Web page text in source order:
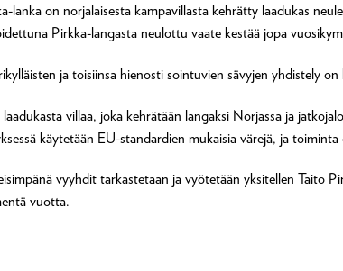
on norjalaisesta kampavillasta kehrätty laadukas
Pirkka-langasta neulottu vaate kestää jopa
ja toisiinsa hienosti sointuvien sävyjen yhdistely on
villaa, joka kehrätään langaksi Norjassa ja
käytetään EU-standardien mukaisia värejä, ja
vyyhdit tarkastetaan ja vyötetään yksitellen Taito
vuotta.